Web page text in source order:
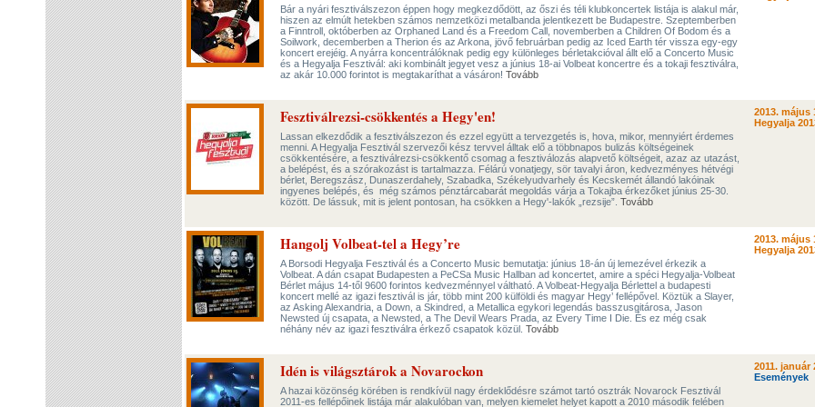
Bár a nyári fesztiválszezon éppen hogy megkezdődött, az őszi és téli klubkoncertek listája is alakul már,
hiszen az elmúlt hetekben számos nemzetközi metalbanda jelentkezett be Budapestre. Szeptemberben
a Finntroll, októberben az Orphaned Land és a Freedom Call, novemberben a Children Of Bodom és a
Soilwork, decemberben a Therion és az Arkona, jövő februárban pedig az Iced Earth tér vissza egy-egy
koncert erejéig. A nyárra koncentrálóknak pedig egy különleges bérletakcióval állt elő a Concerto Music
és a Hegyalja Fesztivál: aki kombinált jegyet vesz a június 18-ai Volbeat koncertre és a tokaji fesztiválra,
az akár 10.000 forintot is megtakaríthat a vásáron! Tovább
Fesztiválrezsi-csökkentés a Hegy'en!
Lassan elkezdődik a fesztiválszezon és ezzel együtt a tervezgetés is, hova, mikor, mennyiért érdemes
menni. A Hegyalja Fesztivál szervezői kész tervvel álltak elő a többnapos bulizás költségeinek
csökkentésére, a fesztiválrezsi-csökkentő csomag a fesztiválozás alapvető költségeit, azaz az utazást,
a belépést, és a szórakozást is tartalmazza. Félárú vonatjegy, sör tavalyi áron, kedvezményes hétvégi
bérlet, Beregszász, Dunaszerdahely, Szabadka, Székelyudvarhely és Kecskemét állandó lakóinak
ingyenes belépés, és még számos pénztárcabarát megoldás várja a Tokajba érkezőket június 25-30.
között. De lássuk, mit is jelent pontosan, ha csökken a Hegy'-lakók „rezsije”. Tovább
2013. május
Hegyalja
Hangolj Volbeat-tel a Hegy’re
A Borsodi Hegyalja Fesztivál és a Concerto Music bemutatja: június 18-án új lemezével érkezik a
Volbeat. A dán csapat Budapesten a PeCSa Music Hallban ad koncertet, amire a spéci Hegyalja-Volbeat
Bérlet május 14-től 9600 forintos kedvezménnyel váltható. A Volbeat-Hegyalja Bérlettel a budapesti
koncert mellé az igazi fesztivál is jár, több mint 200 külföldi és magyar Hegy’ fellépővel. Köztük a Slayer,
az Asking Alexandria, a Down, a Skindred, a Metallica egykori legendás basszusgitárosa, Jason
Newsted új csapata, a Newsted, a The Devil Wears Prada, az Every Time I Die. És ez még csak
néhány név az igazi fesztiválra érkező csapatok közül. Tovább
2013. május
Hegyalja
Idén is világsztárok a Novarockon
A hazai közönség körében is rendkívül nagy érdeklődésre számot tartó osztrák Novarock Fesztivál
2011-es fellépőinek listája már alakulóban van, melyen kiemelet helyet kapott a 2010 második felében
2011. január
Események